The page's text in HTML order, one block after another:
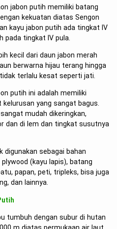
jabon putih memiliki batang
kekuatan diatas Sengon
kayu jabon putih ada tingkat IV
pada tingkat IV pula.
kecil dari daun jabon merah
berwarna hijau terang hingga
terlalu kesat seperti jati.
putih ini adalah memiliki
yang sangat bagus.
mudah dikeringkan,
dan di lem dan tingkat susutnya
digunakan sebagai bahan
(kayu lapis), batang
papan, peti, tripleks, bisa juga
dan lainnya.
tumbuh dengan subur di hutan
m diatas permukaan air laut.